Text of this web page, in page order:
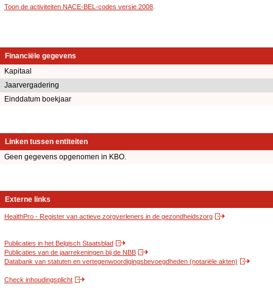
Toon de activiteiten NACE-BEL-codes versie 2008
Financiële gegevens
Kapitaal
Jaarvergadering
Einddatum boekjaar
Linken tussen entiteiten
Geen gegevens opgenomen in KBO.
Externe links
HealthPro - Register van actieve zorgverleners in de gezondheidszorg
Publicaties in het Belgisch Staatsblad
Publicaties van de jaarrekeningen bij de NBB
Databank van statuten en vertegenwoordigingsbevoegdheden (notariële akten)
Check inhoudingsplicht